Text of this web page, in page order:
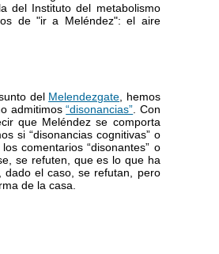
del Instituto del metabolismo
de "ir a Meléndez": el aire
del Melendezgate , hemos
admitimos“disonancias” . Con
que Meléndez se comporta
si “disonancias cognitivas” o
comentarios “disonantes” o
se refuten, que es lo que ha
dado el caso, se refutan, pero
de la casa.